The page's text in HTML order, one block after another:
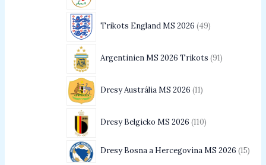
Trikots England MS 2026 49
Argentinien MS 2026 Trikots 91
Dresy Austrália MS 2026 11
Dresy Belgicko MS 2026 110
Dresy Bosna a Hercegovina MS 2026 15